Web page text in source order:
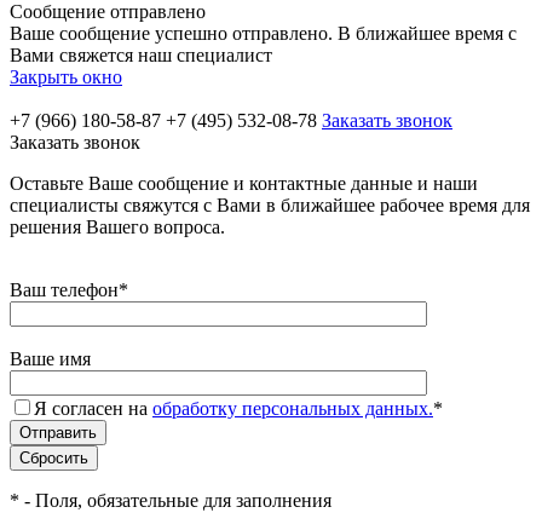
Сообщение отправлено
Ваше сообщение успешно отправлено. В ближайшее время с
Вами свяжется наш специалист
Закрыть окно
+7 (966) 180-58-87 +7 (495) 532-08-78 Заказать звонок
Заказать звонок
Оставьте Ваше сообщение и контактные данные и наши
специалисты свяжутся с Вами в ближайшее рабочее время для
решения Вашего вопроса.
Ваш телефон*
Ваше имя
Я согласен на обработку персональных данных.*
* - Поля, обязательные для заполнения